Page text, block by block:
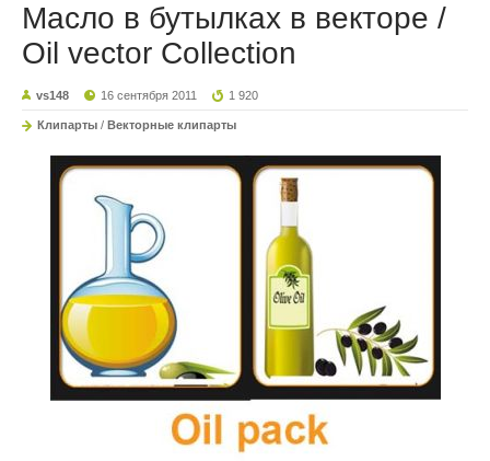
Масло в бутылках в векторе /
Oil vector Collection
vs148 16 сентября 2011 1 920
Клипарты / Векторные клипарты